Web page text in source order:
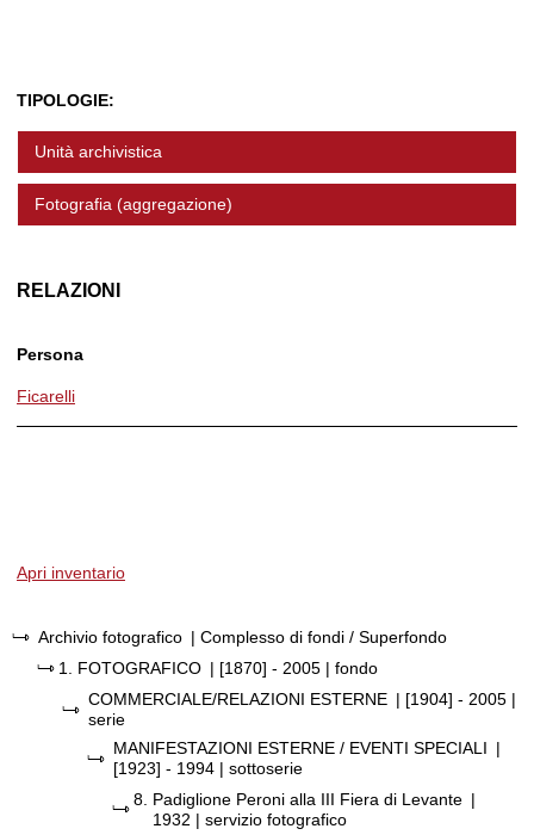
TIPOLOGIE:
Unità archivistica
Fotografia (aggregazione)
RELAZIONI
Persona
Ficarelli
Apri inventario
Archivio fotografico | Complesso di fondi / Superfondo
1.
FOTOGRAFICO | [1870] - 2005 | fondo
COMMERCIALE/RELAZIONI ESTERNE | [1904] - 2005 |
serie
MANIFESTAZIONI ESTERNE / EVENTI SPECIALI |
[1923] - 1994 | sottoserie
8. Padiglione Peroni alla III Fiera di Levante |
1932 | servizio fotografico